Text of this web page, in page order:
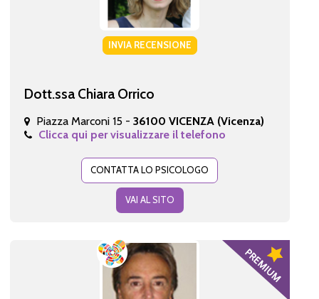
INVIA RECENSIONE
Dott.ssa Chiara Orrico
Piazza Marconi 15 - 36100 VICENZA (Vicenza)
Clicca qui per visualizzare il telefono
CONTATTA LO PSICOLOGO
VAI AL SITO